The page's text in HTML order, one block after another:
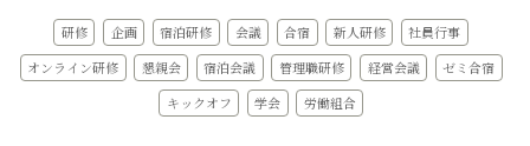
研修 企画 宿泊研修 会議 合宿 新人研修
社員行事
オンライン研修
懇親会 宿泊会議 管理職研修 経営会議
ゼミ合宿
キックオフ
学会 労働組合